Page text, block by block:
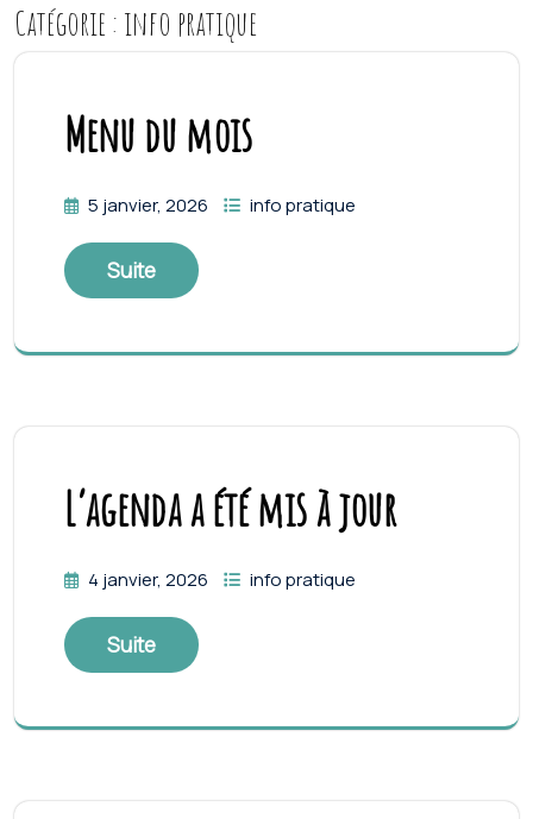
Catégorie :info pratique
Menu du mois
5 janvier, 2026 info pratique
Suite
L’agenda a été mis à jour
4 janvier, 2026 info pratique
Suite